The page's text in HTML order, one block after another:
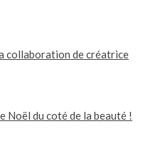
collaboration de créatrice
Noël du coté de la beauté !